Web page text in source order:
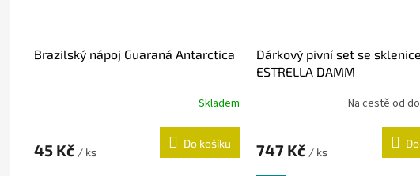
Brazilský nápoj Guaraná Antarctica
Skladem
45 Kč / ks
Do košíku
Dárkový pivní set se
ESTRELLA DAMM
Na cestě od
747 Kč / ks